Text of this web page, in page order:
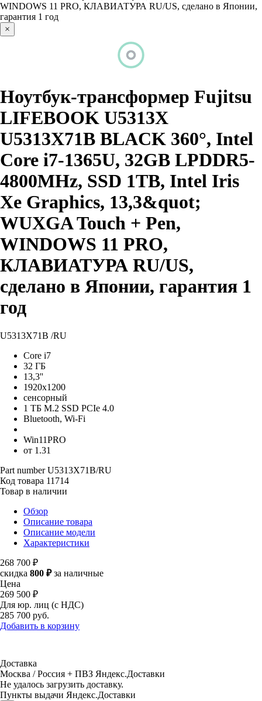
×
Ноутбук-трансформер Fujitsu
LIFEBOOK U5313X
U5313X71B BLACK 360°, Intel
Core i7-1365U, 32GB LPDDR5-
4800MHz, SSD 1TB, Intel Iris
Xe Graphics, 13,3&quot;
WUXGA Touch + Pen,
WINDOWS 11 PRO,
КЛАВИАТУРА RU/US,
сделано в Японии, гарантия 1
год
U5313X71B /RU
Core i7
32 ГБ
13,3''
1920x1200
сенсорный
1 ТБ M.2 SSD PCIe 4.0
Bluetooth, Wi-Fi
Win11PRO
от 1.31
Part number U5313X71B/RU
Код товара 11714
Товар в наличии
Обзор
Описание товара
Описание модели
Характеристики
268 700 ₽
скидка 800 ₽за наличные
Цена
269 500 ₽
Для юр. лиц (с НДС)
285 700 руб.
Добавить в корзину
Доставка
Москва / Россия + ПВЗ Яндекс.Доставки
Не удалось загрузить доставку.
Пункты выдачи Яндекс.Доставки